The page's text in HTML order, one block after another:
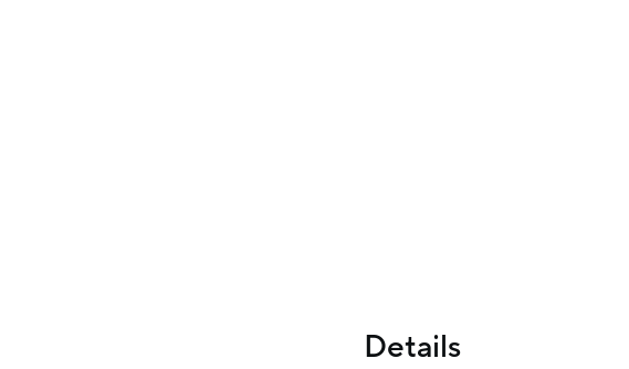
Details